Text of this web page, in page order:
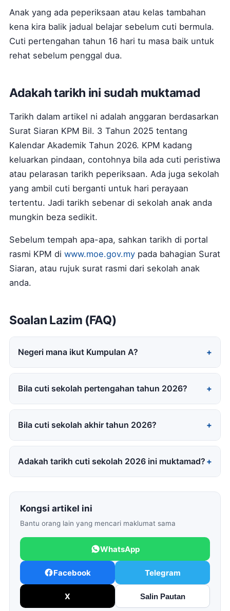
Anak yang ada peperiksaan atau kelas tambahan
kena kira balik jadual belajar sebelum cuti bermula.
Cuti pertengahan tahun 16 hari tu masa baik untuk
rehat sebelum penggal dua.
Adakah tarikh ini sudah muktamad
Tarikh dalam artikel ni adalah anggaran berdasarkan
Surat Siaran KPM Bil. 3 Tahun 2025 tentang
Kalendar Akademik Tahun 2026. KPM kadang
keluarkan pindaan, contohnya bila ada cuti peristiwa
atau pelarasan tarikh peperiksaan. Ada juga sekolah
yang ambil cuti berganti untuk hari perayaan
tertentu. Jadi tarikh sebenar di sekolah anak anda
mungkin beza sedikit.
Sebelum tempah apa-apa, sahkan tarikh di portal
rasmi KPM di www.moe.gov.my pada bahagian Surat
Siaran, atau rujuk surat rasmi dari sekolah anak
anda.
Soalan Lazim (FAQ)
Negeri mana ikut Kumpulan A?
Bila cuti sekolah pertengahan tahun 2026?
Bila cuti sekolah akhir tahun 2026?
Adakah tarikh cuti sekolah 2026 ini muktamad?
Kongsi artikel ini
Bantu orang lain yang mencari maklumat sama
WhatsApp
Facebook Telegram
X Salin Pautan